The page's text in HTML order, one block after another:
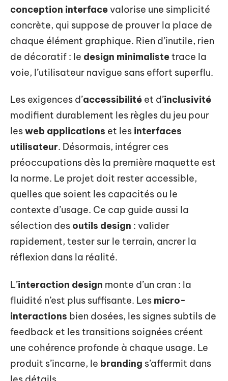
conception interfacevalorise une simplicité
concrète, qui suppose de prouver la place de
chaque élément graphique. Rien d’inutile, rien
de décoratif : le design minimalistetrace la
voie, l’utilisateur navigue sans effort superflu.
Les exigences d’accessibilité et d’inclusivité
modifient durablement les règles du jeu pour
lesweb applications et les interfaces
utilisateur. Désormais, intégrer ces
préoccupations dès la première maquette est
la norme. Le projet doit rester accessible,
quelles que soient les capacités ou le
contexte d’usage. Ce cap guide aussi la
sélection des outils design : valider
rapidement, tester sur le terrain, ancrer la
réflexion dans la réalité.
L’interaction design monte d’un cran : la
fluidité n’est plus suffisante. Les micro-
interactions bien dosées, les signes subtils de
feedback et les transitions soignées créent
une cohérence profonde à chaque usage. Le
produit s’incarne, le branding s’affermit dans